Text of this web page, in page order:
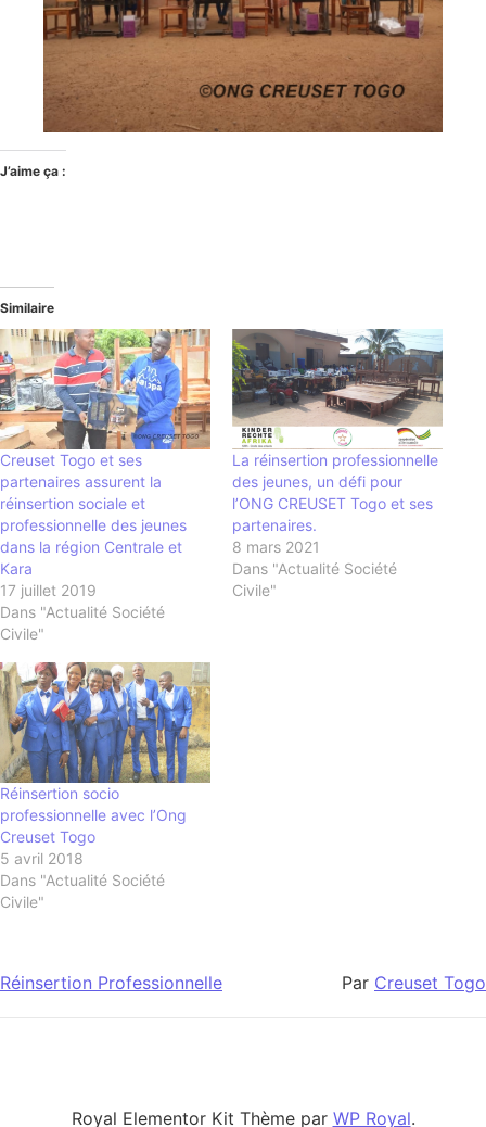
J’aime ça :
Similaire
Creuset Togo et ses
partenaires assurent la
réinsertion sociale et
professionnelle des jeunes
dans la région Centrale et
Kara
17 juillet 2019
Dans "Actualité Société
Civile"
La réinsertion professionnelle
des jeunes, un défi pour
l’ONG CREUSET Togo et ses
partenaires.
8 mars 2021
Dans "Actualité Société
Civile"
Réinsertion socio
professionnelle avec l’Ong
Creuset Togo
5 avril 2018
Dans "Actualité Société
Civile"
Réinsertion Professionnelle Par Creuset Togo
Royal Elementor Kit Thème par WP Royal.